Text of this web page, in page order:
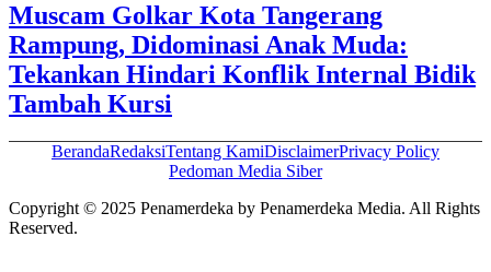
Muscam Golkar Kota Tangerang
Rampung, Didominasi Anak Muda:
Tekankan Hindari Konflik Internal Bidik
Tambah Kursi
BerandaRedaksiTentang KamiDisclaimerPrivacy Policy
Pedoman Media Siber
Copyright © 2025 Penamerdeka by Penamerdeka Media. All Rights
Reserved.